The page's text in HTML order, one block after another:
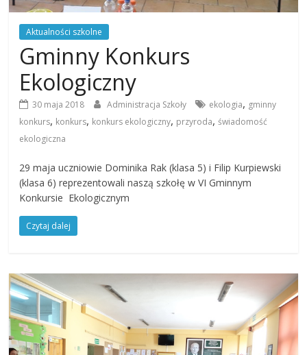
Aktualności szkolne
Gminny Konkurs
Ekologiczny
30 maja 2018 Administracja Szkoły ekologia, gminny
konkurs, konkurs, konkurs ekologiczny, przyroda,świadomość
ekologiczna
29 maja uczniowie Dominika Rak (klasa 5) i Filip Kurpiewski
(klasa 6) reprezentowali naszą szkołę w VI Gminnym
Konkursie Ekologicznym
Czytaj dalej